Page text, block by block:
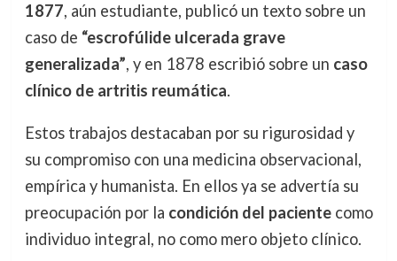
1877, aún estudiante, publicó un texto sobre un
caso de “escrofúlide ulcerada grave
generalizada”, y en 1878 escribió sobre un caso
clínico de artritis reumática.
Estos trabajos destacaban por su rigurosidad y
su compromiso con una medicina observacional,
empírica y humanista. En ellos ya se advertía su
preocupación por la condición del pacientecomo
individuo integral, no como mero objeto clínico.